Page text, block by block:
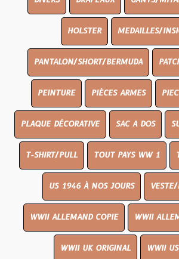
HOLSTER MEDAILLES/
PANTALON/SHORT/BERMUDA
PEINTURE PIÈCES ARMES
PLAQUE DÉCORATIVE SAC A DOS
T-SHIRT/PULL TOUT PAYS WW 1
US 1946 À NOS JOURS
WWII ALLEMAND COPIE WWII
WWII UK ORIGINAL WWII